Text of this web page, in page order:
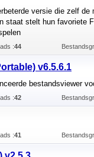
versie die zelf de
staat stelt hun favoriete
:44
v6.5.6.1
bestandsviewer
:42
:41